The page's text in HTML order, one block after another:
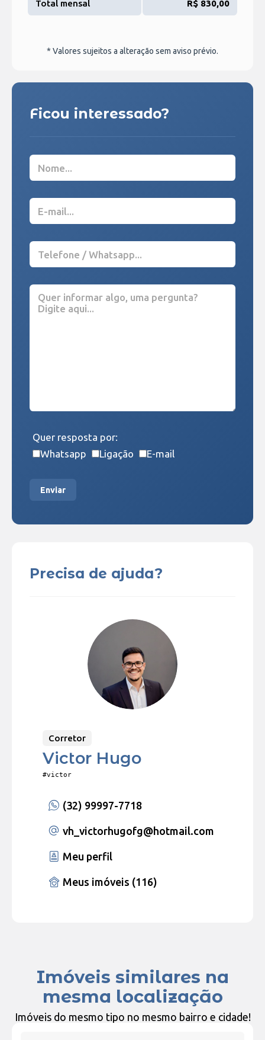
Total mensal R$ 830,00
* Valores sujeitos a alteração sem aviso prévio.
Ficou interessado?
Quer resposta por:
Whatsapp
Ligação E-mail
Enviar
Precisa de ajuda?
Corretor
Victor Hugo
#victor
(32) 99997-7718
vh_victorhugofg@hotmail.com
Meu perfil
Meus imóveis (116)
Imóveis similares na
mesma localização
Imóveis do mesmo tipo no mesmo bairro e cidade!